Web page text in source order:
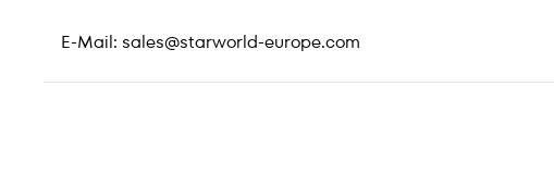
E-Mail: sales@starworld-europe.com